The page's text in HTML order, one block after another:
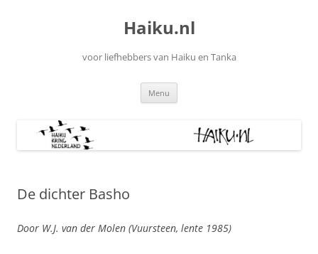
Haiku.nl
voor liefhebbers van Haiku en Tanka
Menu
De dichter Basho
Door W.J. van der Molen (Vuursteen, lente 1985)